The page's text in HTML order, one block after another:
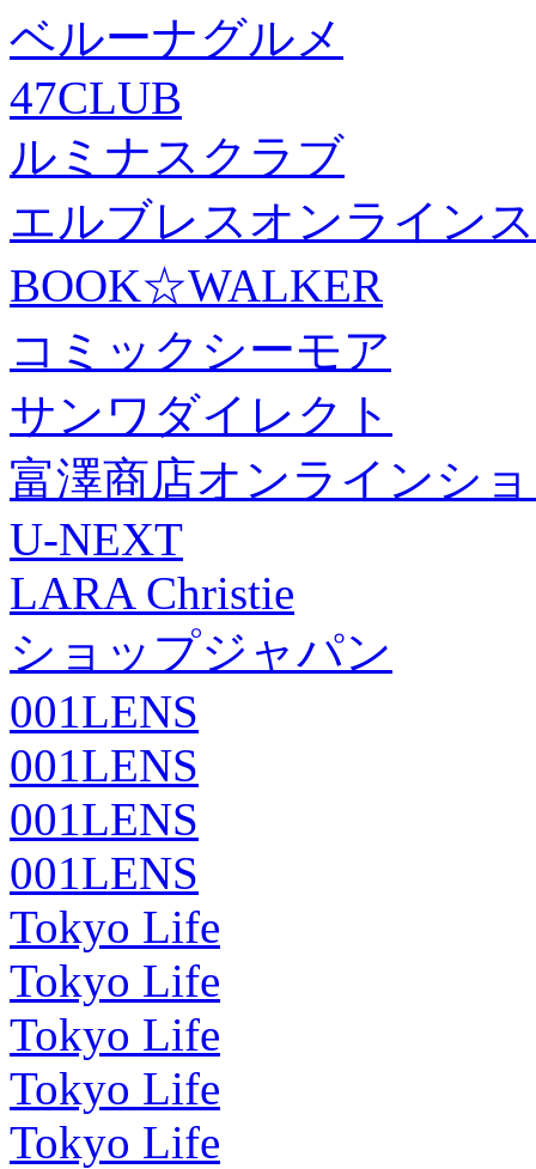
ベルーナグルメ
47CLUB
ルミナスクラブ
エルブレスオンライン
BOOK☆WALKER
コミックシーモア
サンワダイレクト
富澤商店オンラインシ
U-NEXT
LARA Christie
ショップジャパン
001LENS
001LENS
001LENS
001LENS
Tokyo Life
Tokyo Life
Tokyo Life
Tokyo Life
Tokyo Life